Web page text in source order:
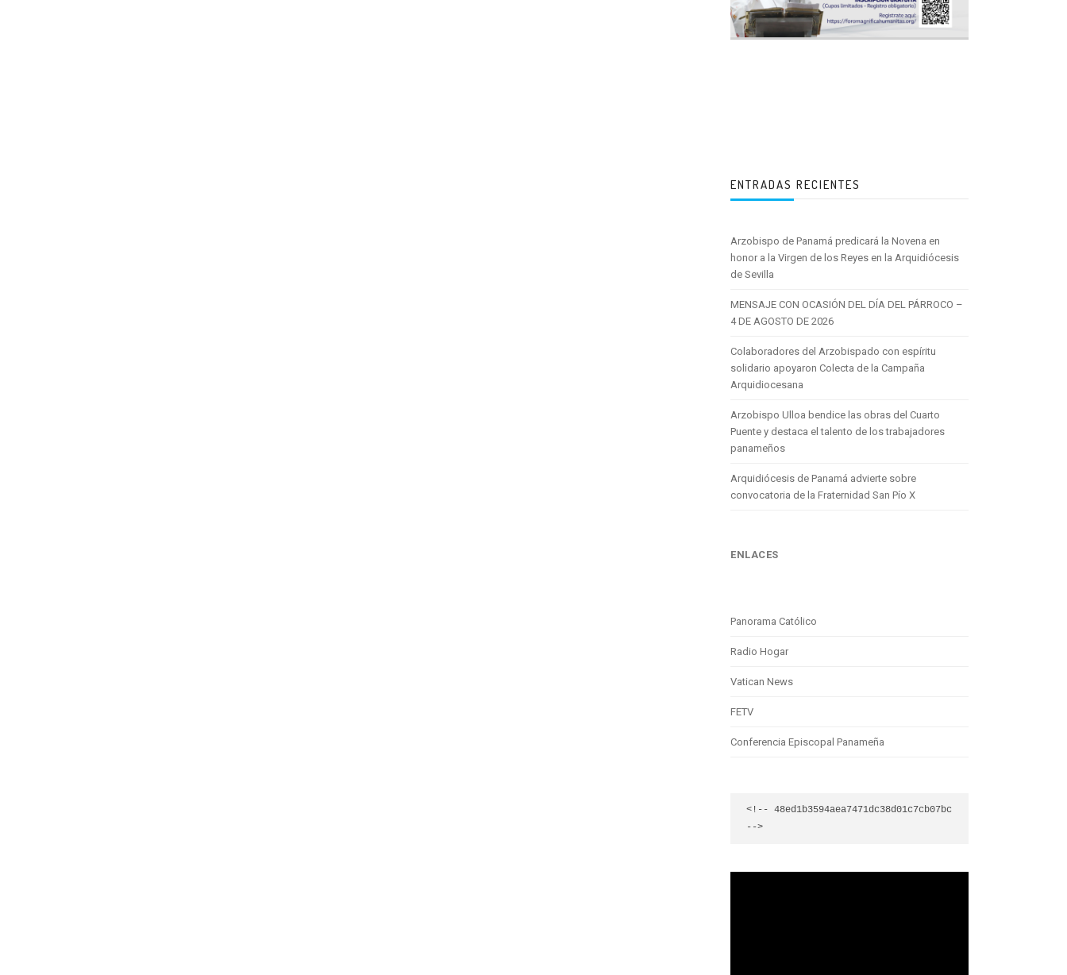
ENTRADAS RECIENTES
Arzobispo de Panamá predicará la Novena en
honor a la Virgen de los Reyes en la Arquidiócesis
de Sevilla
MENSAJE CON OCASIÓN DEL DÍA DEL PÁRROCO –
4 DE AGOSTO DE 2026
Colaboradores del Arzobispado con espíritu
solidario apoyaron Colecta de la Campaña
Arquidiocesana
Arzobispo Ulloa bendice las obras del Cuarto
Puente y destaca el talento de los trabajadores
panameños
Arquidiócesis de Panamá advierte sobre
convocatoria de la Fraternidad San Pío X
ENLACES
Panorama Católico
Radio Hogar
Vatican News
FETV
Conferencia Episcopal Panameña
<!-- 48ed1b3594aea7471dc38d01c7cb07bc
-->